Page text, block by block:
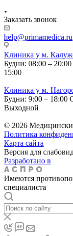
Заказать звонок
help@primamedica.ru
Клиника у м.
Будни: 08:00 – 20:00
15:00
Клиника у м.
Будни: 9:00 – 18:00
Выходной
© 2026
Политика
Карта сайта
Версия для
Разработано в
Имеются
специалиста